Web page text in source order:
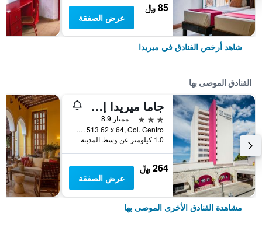
85 ﷼
عرض الصفقة
شاهد أرخص الفنادق في ميريدا
الفنادق الموصى بها
جاما ميريدا إل كاستيلانو
3 نجوم
ممتاز 8.9
Calle 57 NO. 513 62 x 64, Col. Centro, ميريدا, ولاية يوكاتان, المكسيك
1.0 كيلومتر عن وسط المدينة
264 ﷼
عرض الصفقة
مشاهدة الفنادق الأخرى الموصى بها